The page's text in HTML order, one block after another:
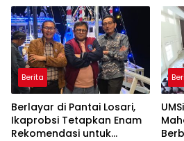
Berita
Berlayar di Pantai Losari,
Ikaprobsi Tetapkan Enam
Rekomendasi untuk